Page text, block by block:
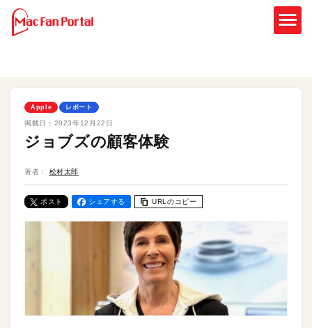
Apple レポート
掲載日： 2023年12月22日
ジョブズの顧客体験
著者： 松村太郎
ポスト シェアする URLのコピー